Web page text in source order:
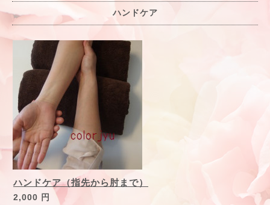
ハンドケア
ハンドケア（指先から肘まで）
2,000 円